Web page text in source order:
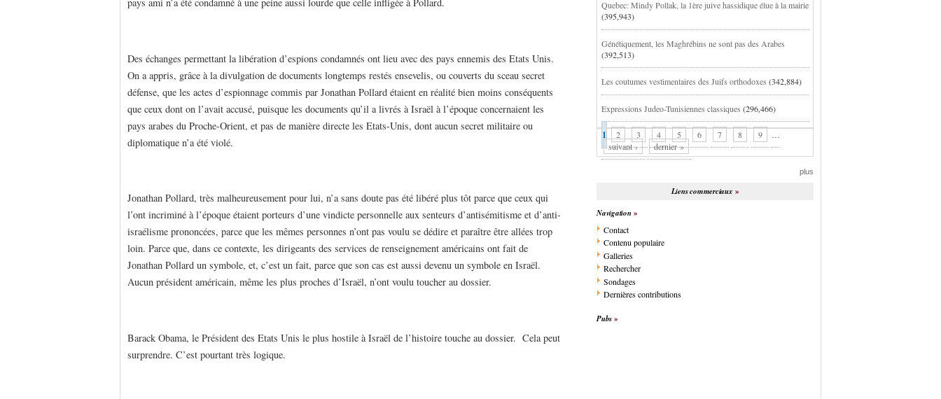
Des échanges permettant la libération d’espions condamnés ont lieu avec des pays ennemis des Etats Unis.
On a appris, grâce à la divulgation de documents longtemps restés ensevelis, ou couverts du sceau secret
défense, que les actes d’espionnage commis par Jonathan Pollard étaient en réalité bien moins conséquents
que ceux dont on l’avait accusé, puisque les documents qu’il a livrés à Israël à l’époque concernaient les
pays arabes du Proche-Orient, et pas de manière directe les Etats-Unis, dont aucun secret militaire ou
diplomatique n’a été violé.
Jonathan Pollard, très malheureusement pour lui, n’a sans doute pas été libéré plus tôt parce que ceux qui
l’ont incriminé à l’époque étaient porteurs d’une vindicte personnelle aux senteurs d’antisémitisme et d’anti-
israélisme prononcées, parce que les mêmes personnes n’ont pas voulu se dédire et paraître être allées trop
loin. Parce que, dans ce contexte, les dirigeants des services de renseignement américains ont fait de
Jonathan Pollard un symbole, et, c’est un fait, parce que son cas est aussi devenu un symbole en Israël.
Aucun président américain, même les plus proches d’Israël, n’ont voulu toucher au dossier.
Barack Obama, le Président des Etats Unis le plus hostile à Israël de l’histoire touche au dossier. Cela peut
surprendre. C’est pourtant très logique.
Quebec: Mindy Pollak, la 1ère juive hassidique élue à la mairie
(395,943)
Génétiquement, les Maghrébins ne sont pas des Arabes
(392,513)
Les coutumes vestimentaires des Juifs orthodoxes (342,884)
Expressions Judeo-Tunisiennes classiques (296,466)
1 2 3 4 5 6 7 8 9
…
suivant ›
dernier »
plus
Liens commerciaux
Navigation
Contact
Contenu populaire
Galleries
Rechercher
Sondages
Dernières contributions
Pubs